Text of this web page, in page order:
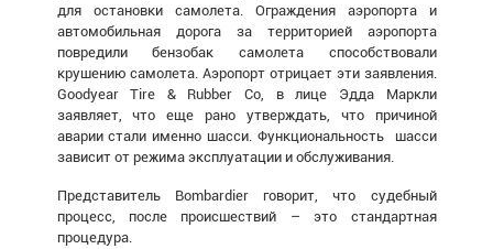
для остановки самолета. Ограждения аэропорта и
автомобильная дорога за территорией аэропорта
повредили бензобак самолета способствовали
крушению самолета. Аэропорт отрицает эти заявления.
Goodyear Tire & Rubber Co, в лице Эдда Маркли
заявляет, что еще рано утверждать, что причиной
аварии стали именно шасси. Функциональность шасси
зависит от режима эксплуатации и обслуживания.
Представитель Bombardier говорит, что судебный
процесс, после происшествий – это стандартная
процедура.